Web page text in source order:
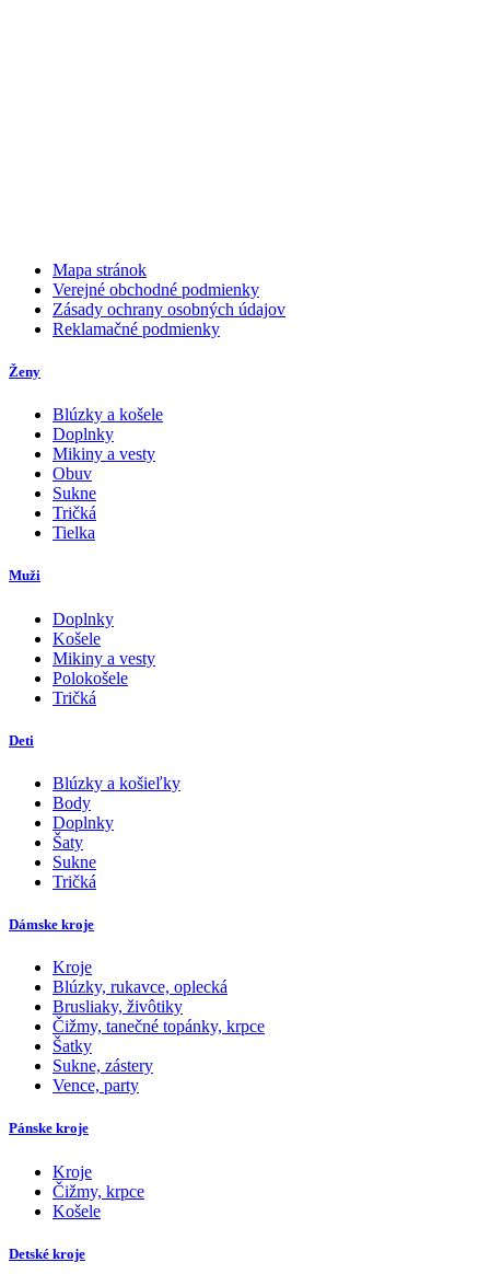
Mapa stránok
Verejné obchodné podmienky
Zásady ochrany osobných údajov
Reklamačné podmienky
Ženy
Blúzky a košele
Doplnky
Mikiny a vesty
Obuv
Sukne
Tričká
Tielka
Muži
Doplnky
Košele
Mikiny a vesty
Polokošele
Tričká
Deti
Blúzky a košieľky
Body
Doplnky
Šaty
Sukne
Tričká
Dámske kroje
Kroje
Blúzky, rukavce, oplecká
Brusliaky, živôtiky
Čižmy, tanečné topánky, krpce
Šatky
Sukne, zástery
Vence, party
Pánske kroje
Kroje
Čižmy, krpce
Košele
Detské kroje